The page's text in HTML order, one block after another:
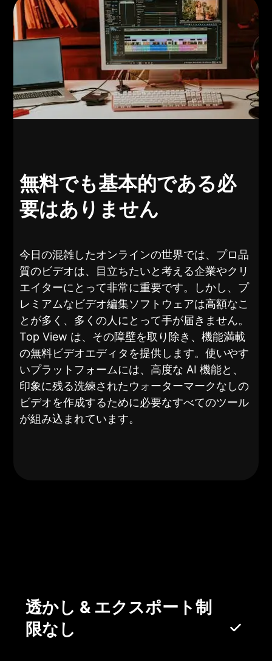
無料でも基本的である必
要はありません
今日の混雑したオンラインの世界では、プロ品
質のビデオは、目立ちたいと考える企業やクリ
エイターにとって非常に重要です。しかし、プ
レミアムなビデオ編集ソフトウェアは高額なこ
とが多く、多くの人にとって手が届きません。
Top View は、その障壁を取り除き、機能満載
の無料ビデオエディタを提供します。使いやす
いプラットフォームには、高度な AI 機能と、
印象に残る洗練されたウォーターマークなしの
ビデオを作成するために必要なすべてのツール
が組み込まれています。
透かし & エクスポート制
限なし